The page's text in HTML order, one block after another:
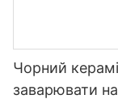
Чорний
заварювати